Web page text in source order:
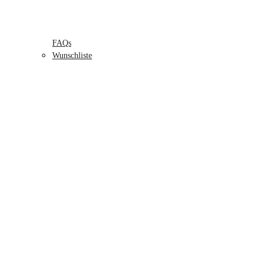
FAQs
Wunschliste